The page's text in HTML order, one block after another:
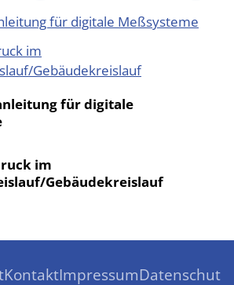
für digitale Meßsysteme
im
Gebäudekreislauf
für digitale
im
Gebäudekreislauf
KontaktImpressumDatenschutz